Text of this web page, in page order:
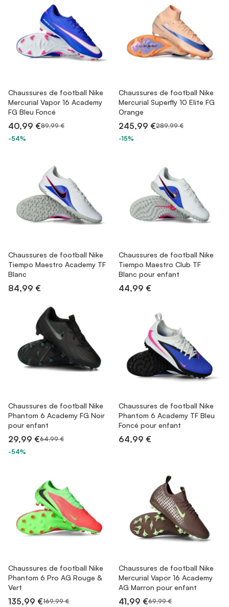
Chaussures de football Nike
Mercurial Vapor 16 Academy
FG Bleu Foncé
40,99 €89,99 €
-54%
Chaussures de football Nike
Mercurial Superfly 10 Elite FG
Orange
245,99 €289,99 €
-15%
Chaussures de football Nike
Tiempo Maestro Academy TF
Blanc
84,99 €
Chaussures de football Nike
Tiempo Maestro Club TF
Blanc pour enfant
44,99 €
Chaussures de football Nike
Phantom 6 Academy FG Noir
pour enfant
29,99 €64,99 €
-54%
Chaussures de football Nike
Phantom 6 Academy TF Bleu
Foncé pour enfant
64,99 €
Chaussures de football Nike
Phantom 6 Pro AG Rouge &
Vert
135,99 €169,99 €
Chaussures de football Nike
Mercurial Vapor 16 Academy
AG Marron pour enfant
41,99 €69,99 €